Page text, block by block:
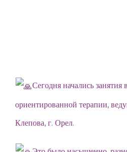
Сегодня начались занятия
ориентированной терапии,
Клепова, г. Орел.